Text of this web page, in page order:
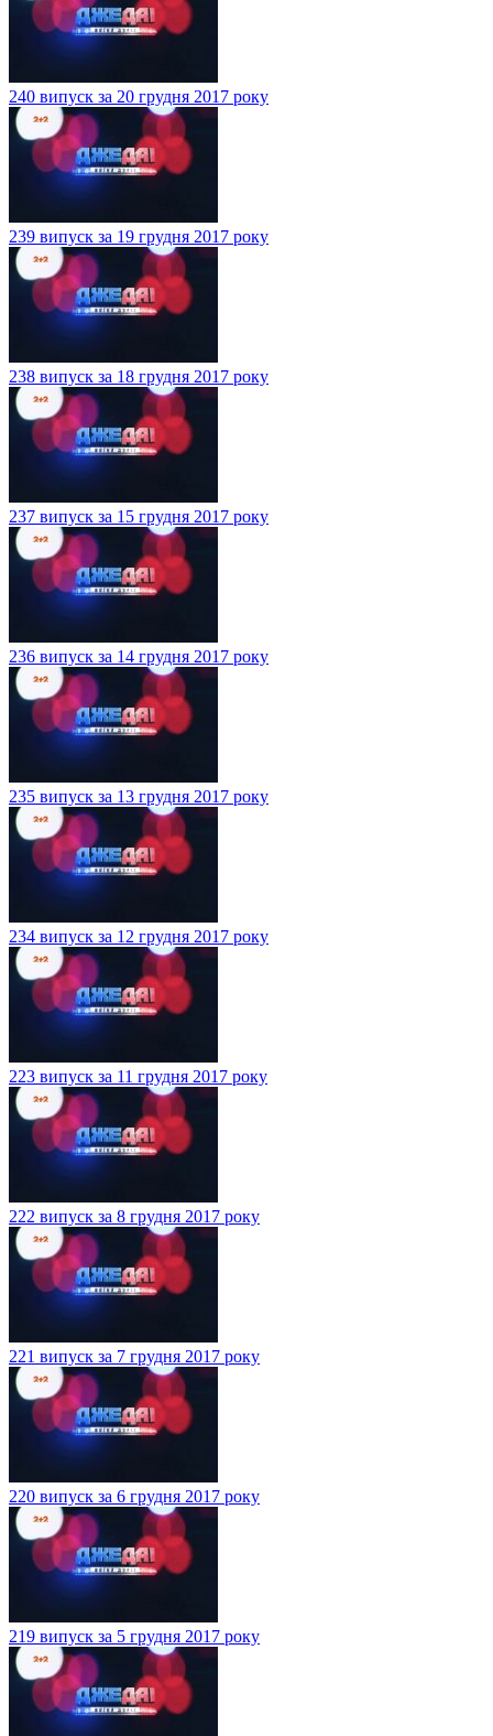
240 випуск за 20 грудня 2017 року
239 випуск за 19 грудня 2017 року
238 випуск за 18 грудня 2017 року
237 випуск за 15 грудня 2017 року
236 випуск за 14 грудня 2017 року
235 випуск за 13 грудня 2017 року
234 випуск за 12 грудня 2017 року
223 випуск за 11 грудня 2017 року
222 випуск за 8 грудня 2017 року
221 випуск за 7 грудня 2017 року
220 випуск за 6 грудня 2017 року
219 випуск за 5 грудня 2017 року